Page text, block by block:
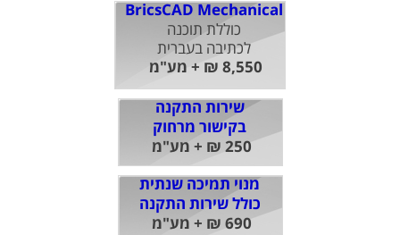
BricsCAD Mechanical
כוללת תוכנה
לכתיבה בעברית
8,550 ₪ + מע"מ
מנוי תמיכה שנתית
כולל שירות התקנה
690 ₪ + מע"מ
שירות התקנה
בקישור מרחוק
250 ₪ + מע"מ